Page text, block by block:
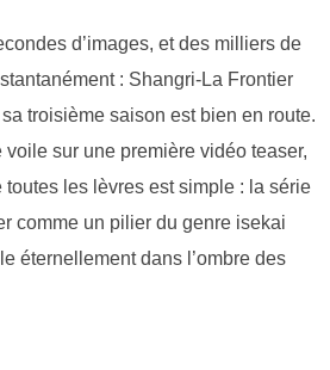
d’images, et des milliers de
: Shangri-La Frontier
troisième saison est bien en route.
voile sur une première vidéo teaser,
les lèvres est simple : la série
comme un pilier du genre isekai
éternellement dans l’ombre des